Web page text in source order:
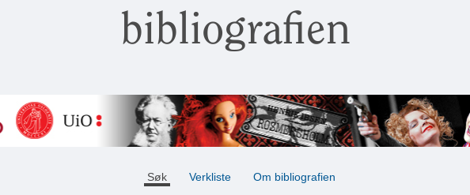
bibliografien
Søk Verkliste Om bibliografien